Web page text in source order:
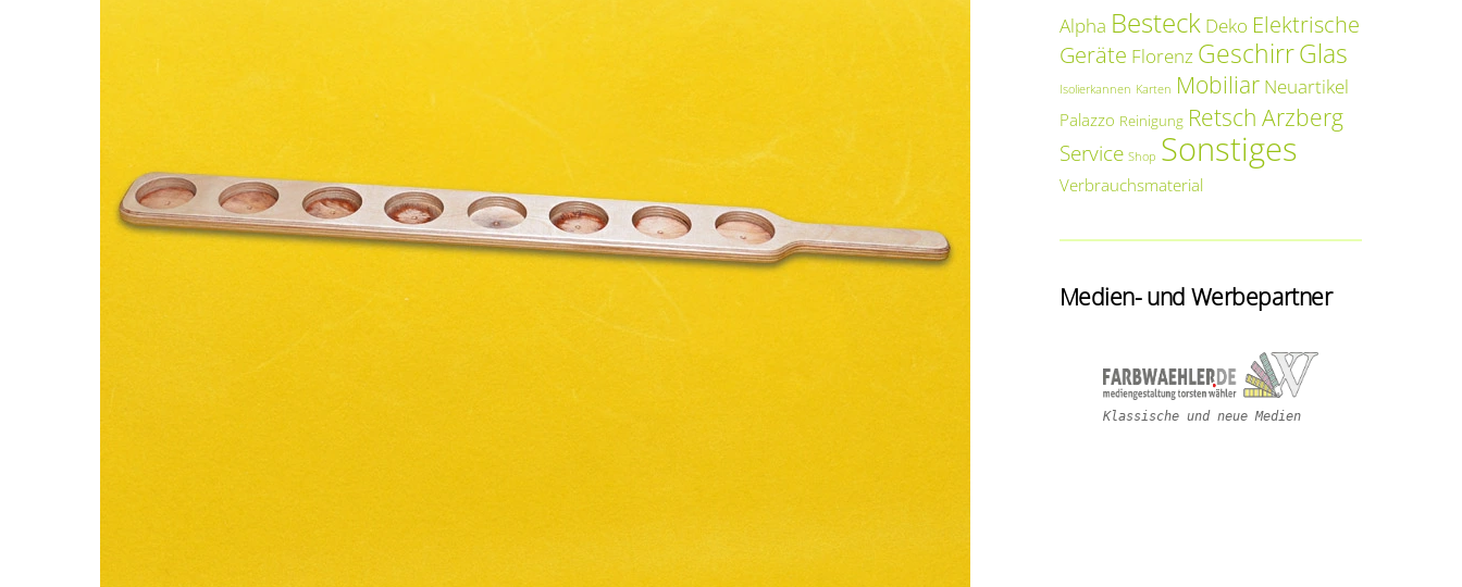
Alpha Besteck Deko Elektrische
Geräte Florenz GeschirrGlas
Isolierkannen Karten Mobiliar Neuartikel
Palazzo Reinigung Retsch Arzberg
Service Shop Sonstiges
Verbrauchsmaterial
Medien- und Werbepartner
Klassische und neue Medien